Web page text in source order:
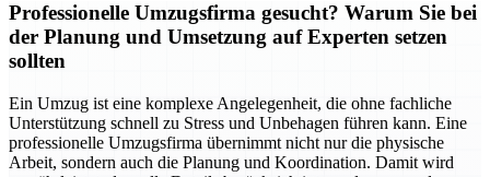
Professionelle Umzugsfirma gesucht? Warum Sie bei
der Planung und Umsetzung auf Experten setzen
sollten
Ein Umzug ist eine komplexe Angelegenheit, die ohne fachliche
Unterstützung schnell zu Stress und Unbehagen führen kann. Eine
professionelle Umzugsfirma übernimmt nicht nur die physische
Arbeit, sondern auch die Planung und Koordination. Damit wird